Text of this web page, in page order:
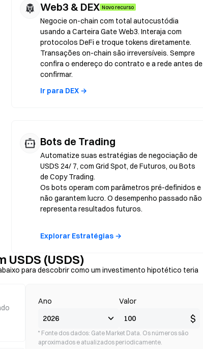
Web3 & DEX Novo recurso
Negocie on-chain com total autocustódia
usando a Carteira Gate Web3. Interaja com
protocolos DeFi e troque tokens diretamente.
Transações on-chain são irreversíveis. Sempre
confira o endereço do contrato e a rede antes de
confirmar.
Ir para DEX →
Bots de Trading
Automatize suas estratégias de negociação de
USDS 24/ 7, com Grid Spot, de Futuros, ou Bots
de Copy Trading.
Os bots operam com parâmetros pré-definidos e
não garantem lucro. O desempenho passado não
representa resultados futuros.
Explorar Estratégias →
(USDS)
para descobrir como um investimento hipotético teria
Ano Valor
$
* Fonte dos dados: Gate Market Data. Os números são
aproximados e atualizados periodicamente.